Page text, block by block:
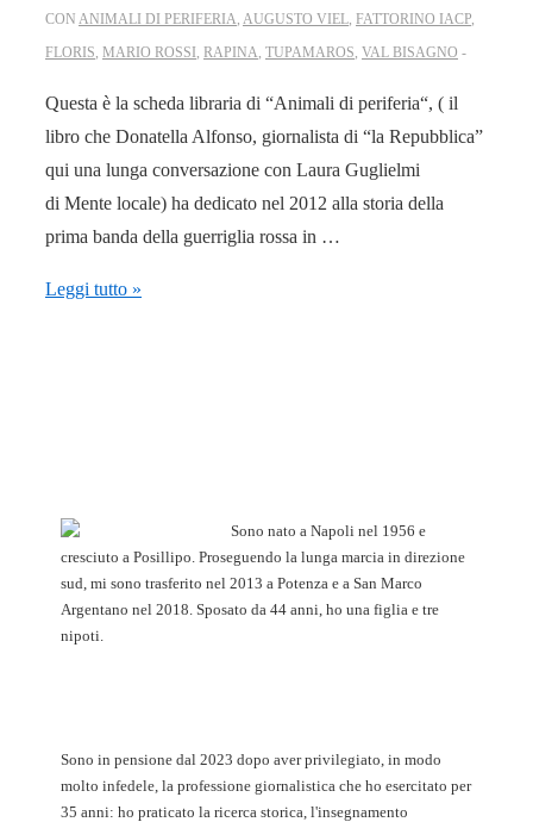
CON ANIMALI DI PERIFERIA AUGUSTO VIEL FATTORINO IACP
FLORIS MARIO ROSSI RAPINA TUPAMAROS VAL BISAGNO
Questa è la scheda libraria di “Animali di periferia“, ( il
libro che Donatella Alfonso, giornalista di “la Repubblica”
qui una lunga conversazione con Laura Guglielmi
di Mente locale) ha dedicato nel 2012 alla storia della
prima banda della guerriglia rossa in …
22
gruppo
guerrigliero
Leggi tutto »
Sono nato a Napoli nel 1956 e
cresciuto a Posillipo. Proseguendo la lunga marcia in direzione
sud, mi sono trasferito nel 2013 a Potenza e a San Marco
Argentano nel 2018. Sposato da 44 anni, ho una figlia e tre
nipoti.
Sono in pensione dal 2023 dopo aver privilegiato, in modo
molto infedele, la professione giornalistica che ho esercitato per
35 anni: ho praticato la ricerca storica, l'insegnamento